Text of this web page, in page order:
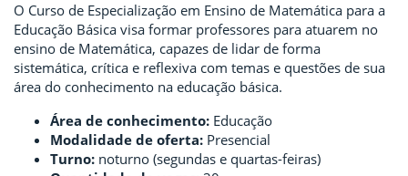
O Curso de Especialização em Ensino de Matemática para a
Educação Básica visa formar professores para atuarem no
ensino de Matemática, capazes de lidar de forma
sistemática, crítica e reflexiva com temas e questões de sua
área do conhecimento na educação básica.
Área de conhecimento: Educação
Modalidade de oferta: Presencial
Turno: noturno (segundas e quartas-feiras)